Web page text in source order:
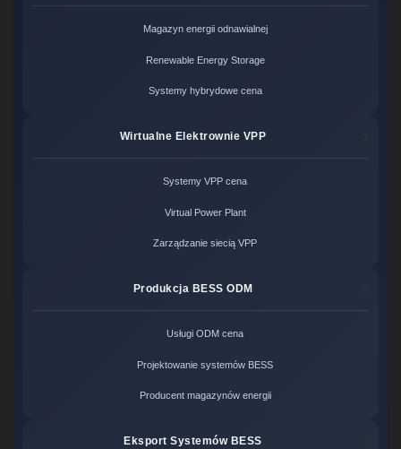
Magazyn energii odnawialnej
Renewable Energy Storage
Systemy hybrydowe cena
Wirtualne Elektrownie VPP
Systemy VPP cena
Virtual Power Plant
Zarządzanie siecią VPP
Produkcja BESS ODM
Usługi ODM cena
Projektowanie systemów BESS
Producent magazynów energii
Eksport Systemów BESS